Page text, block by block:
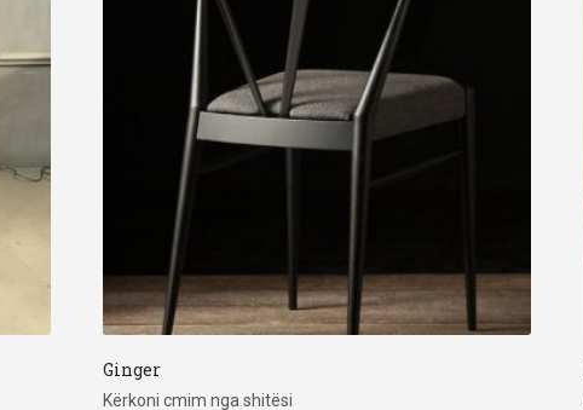
Ginger
Kërkoni cmim nga shitësi